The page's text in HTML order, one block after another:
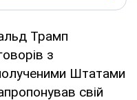
Трамп
з
Штатами
свій